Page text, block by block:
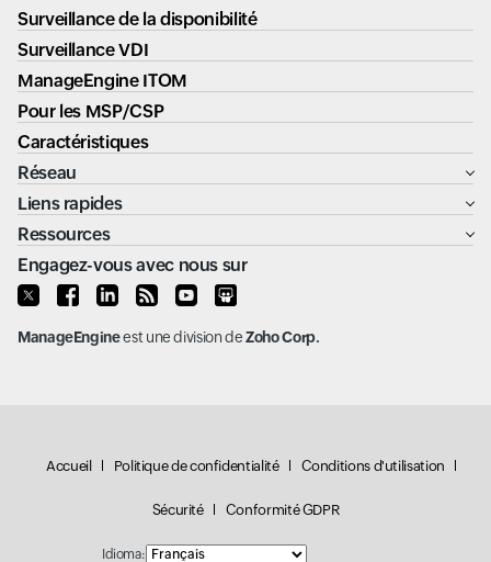
Surveillance de la disponibilité
Surveillance VDI
ManageEngine ITOM
Pour les MSP/CSP
Caractéristiques
Réseau
Liens rapides
Ressources
Engagez-vous avec nous sur
ManageEngineest une division deZoho Corp.
Accueil Politique de confidentialité Conditions d'utilisation
Sécurité Conformité GDPR
Idioma: